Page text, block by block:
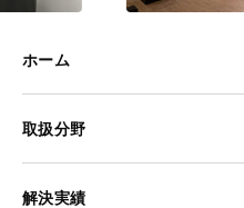
ホーム
取扱分野
解決実績